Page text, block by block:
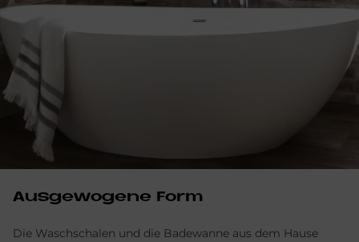
Aus­ge­wo­ge­ne Form
Die Waschschalen und die Badewanne aus dem Hause